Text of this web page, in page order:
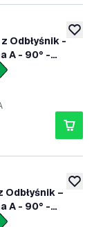
Odbłyśnik -
A - 90° -
-
–
A - 90° -
-